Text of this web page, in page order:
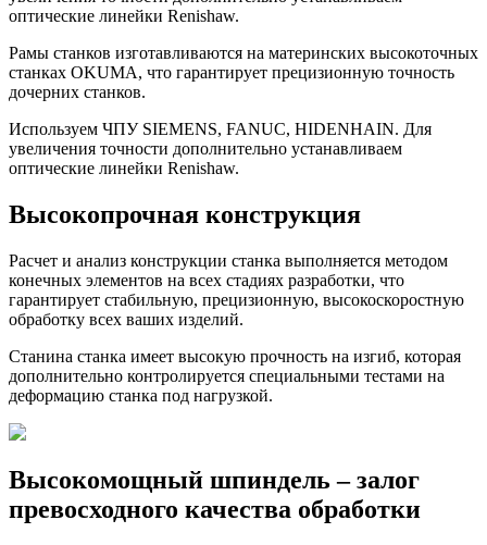
оптические линейки Renishaw.
Рамы станков изготавливаются на материнских высокоточных
станках OKUMA, что гарантирует прецизионную точность
дочерних станков.
Используем ЧПУ SIEMENS, FANUC, HIDENHAIN. Для
увеличения точности дополнительно устанавливаем
оптические линейки Renishaw.
Высокопрочная конструкция
Расчет и анализ конструкции станка выполняется методом
конечных элементов на всех стадиях разработки, что
гарантирует стабильную, прецизионную, высокоскоростную
обработку всех ваших изделий.
Станина станка имеет высокую прочность на изгиб, которая
дополнительно контролируется специальными тестами на
деформацию станка под нагрузкой.
Высокомощный шпиндель – залог
превосходного качества обработки